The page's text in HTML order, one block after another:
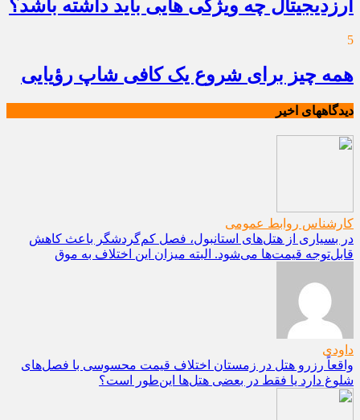
ارزدیجیتال چه ویژگی هایی باید داشته باشد؟
5
همه چیز برای شروع یک کافی شاپ رؤیایی
دیدگاههای اخیر
کارشناس روابط عمومی
در بسیاری از هتل‌های استانبول، فصل کم‌گردشگر باعث کاهش
قابل‌توجه قیمت‌ها می‌شود. البته میزان این اختلاف به موق
داودی
واقعاً رزرو هتل در زمستان اختلاف قیمت محسوسی با فصل‌های
شلوغ دارد یا فقط در بعضی هتل‌ها این‌طور است؟